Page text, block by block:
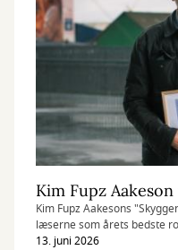
Kim Fupz Aakesons
læserne som årets bedste
13. juni 2026